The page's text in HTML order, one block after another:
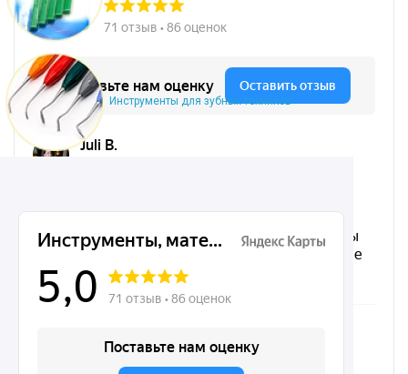
Инструменты для зубных техников